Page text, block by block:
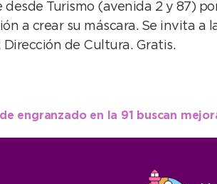
Turismo (avenida 2 y 87)
a crear su máscara. Se invita a
de Cultura. Gratis.